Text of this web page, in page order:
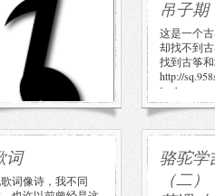
键（一）
比在音乐中的重要作
，童年看科普书时就
知道了。音乐的四要
是高低、快慢、长
、轻重。这些都是因
才有的概 […]
吊子期
这是一个
却找不到
找到古筝
http://
[…]
词
词像诗，我不同
骆驼学
（二